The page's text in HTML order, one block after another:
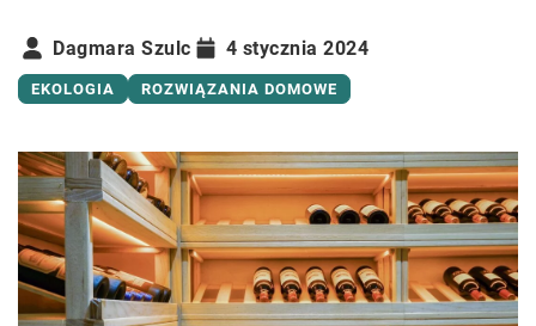
Dagmara Szulc 4 stycznia 2024
EKOLOGIA ROZWIĄZANIA DOMOWE